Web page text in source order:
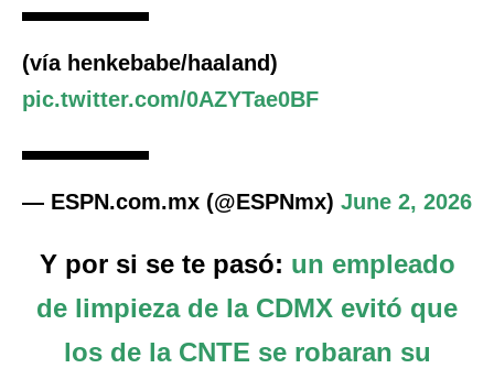
(vía henkebabe/haaland)
pic.twitter.com/0AZYTae0BF
— ESPN.com.mx (@ESPNmx) June 2, 2026
Y por si se te pasó: un empleado
de limpieza de la CDMX evitó que
los de la CNTE se robaran su